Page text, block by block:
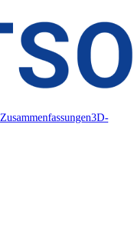
Zusammenfassungen3D-